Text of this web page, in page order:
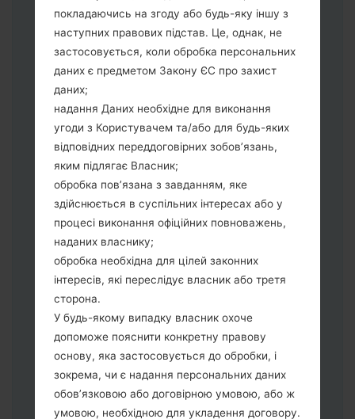
оберіть CSC_***, у іншому випадку
виберіть HOME_CSC_*** для
збереження Ваших даних.
Тепер вимкніть пристрій і увійдіть у
"Download" режим. Усі методи як це
зробити:
Натисніть та утримуйти клавіші:
живлення, збільшення гучності та Bixbi.
Натисніть та утримуйте клавіші:
зменшення та збільшення гучності.
Підключивши телефон до ПК
використовуючи USB кабель.
Натисніть та утримуйти клавіші:
живлення, збільшення гучності та
додому.
Підключіть USB кабель та натисніть
клавіші: зменшення звуку та Bixbi.
Натисніть та утримуйти клавіші:
живлення та збільшення гучності.
Далі підключить телефон до ПК,
програма Odin повина виявити Ваш
покладаючись на згоду або будь-яку іншу з
наступних правових підстав. Це, однак, не
застосовується, коли обробка персональних
даних є предметом Закону ЄС про захист
даних;
надання Даних необхідне для виконання
угоди з Користувачем та/або для будь-яких
відповідних переддоговірних зобов’язань,
яким підлягає Власник;
обробка пов’язана з завданням, яке
здійснюється в суспільних інтересах або у
процесі виконання офіційних повноважень,
наданих власнику;
обробка необхідна для цілей законних
інтересів, які переслідує власник або третя
сторона.
У будь-якому випадку власник охоче
допоможе пояснити конкретну правову
основу, яка застосовується до обробки, і
зокрема, чи є надання персональних даних
обов’язковою або договірною умовою, або ж
умовою, необхідною для укладення договору.